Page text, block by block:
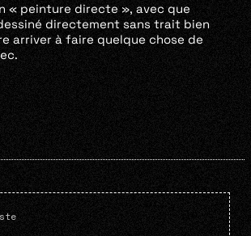
« peinture directe », avec que
directement sans trait bien
arriver à faire quelque chose de